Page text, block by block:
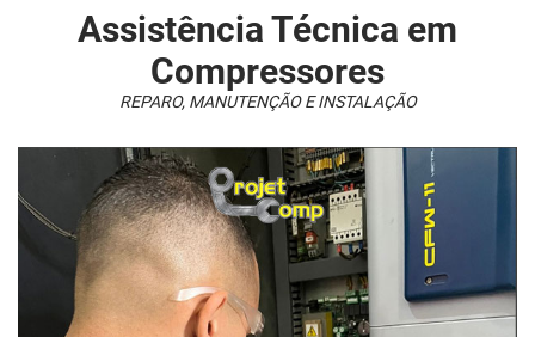
COMPRESSOR DE AR 30 PÉS
COMPRESSOR DE AR INDUSTRIAL
COMPRESSOR DE AR PROFISSIONAL
COMPRESSOR LYNUS
COMPRESSOR METALPLAN
COMPRESSOR MOTOMIL
Assistência Técnica em
Compressores
REPARO, MANUTENÇÃO E INSTALAÇÃO